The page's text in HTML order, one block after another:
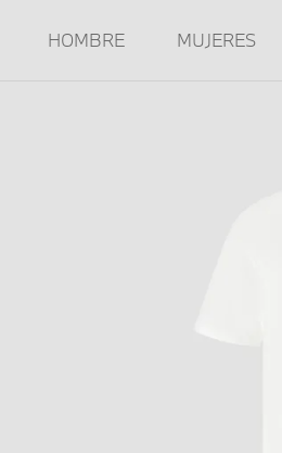
HOMBRE MUJERES